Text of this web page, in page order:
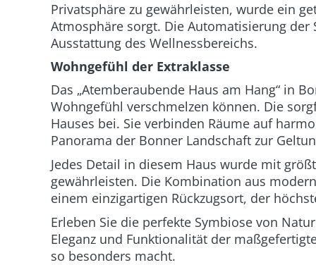
Privatsphäre zu gewährleisten, wurde ein
Atmosphäre sorgt. Die Automatisierung
Ausstattung des Wellnessbereichs.
Wohngefühl der Extraklasse
Das „Atemberaubende Haus am Hang“ in
Wohngefühl verschmelzen können. Die
Hauses bei. Sie verbinden Räume auf
Panorama der Bonner Landschaft zur
Jedes Detail in diesem Haus wurde mit
gewährleisten. Die Kombination aus
einem einzigartigen Rückzugsort, der
Erleben Sie die perfekte Symbiose von
Eleganz und Funktionalität der
so besonders macht.